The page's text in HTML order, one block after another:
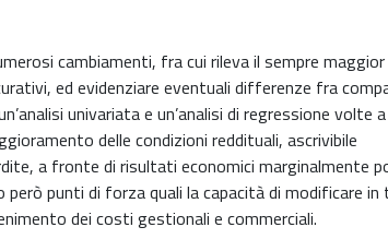
cambiamenti, fra cui rileva il sempre
ed evidenziare eventuali differenze fra
univariata e un’analisi di regressione volte a
delle condizioni reddituali, ascrivibile
a fronte di risultati economici marginalmente
punti di forza quali la capacità di modificare in
dei costi gestionali e commerciali.